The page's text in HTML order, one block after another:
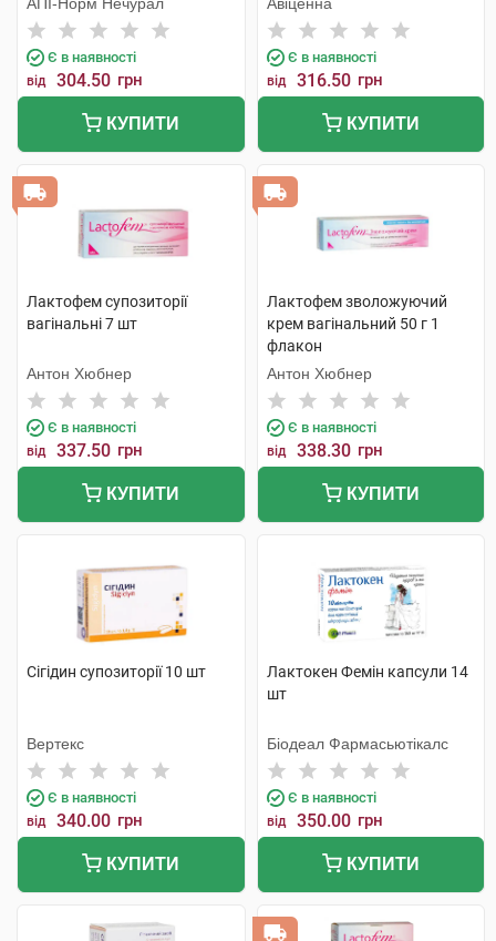
Є в наявності
від 304.50 грн
КУПИТИ
Є в наявності
від 316.50 грн
КУПИТИ
Лактофем супозиторії
вагінальні 7 шт
Антон Хюбнер
Є в наявності
від 337.50 грн
КУПИТИ
Лактофем зволожуючий
крем вагінальний 50 г 1
флакон
Антон Хюбнер
Є в наявності
від 338.30 грн
КУПИТИ
Сігідин супозиторії 10 шт
Вертекс
Є в наявності
від 340.00 грн
КУПИТИ
Лактокен Фемін капсули 14
шт
Біодеал Фармасьютікалс
Є в наявності
від 350.00 грн
КУПИТИ